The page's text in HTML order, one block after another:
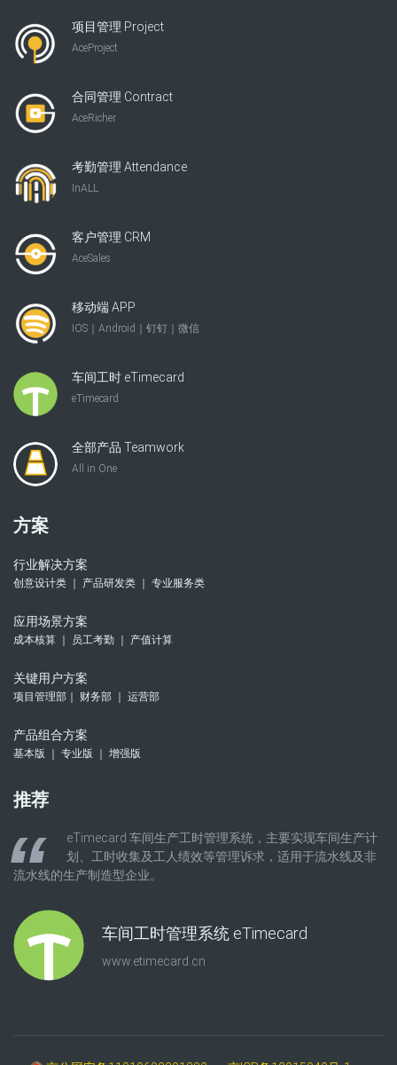
项目管理 Project
AceProject
合同管理 Contract
AceRicher
考勤管理 Attendance
InALL
客户管理 CRM
AceSales
移动端 APP
IOS｜Android｜钉钉｜微信
车间工时 eTimecard
eTimecard
全部产品 Teamwork
All in One
方案
行业解决方案
创意设计类 ｜ 产品研发类 ｜ 专业服务类
应用场景方案
成本核算 ｜ 员工考勤 ｜ 产值计算
关键用户方案
项目管理部｜ 财务部 ｜ 运营部
产品组合方案
基本版 ｜ 专业版 ｜ 增强版
推荐
eTimecard 车间生产工时管理系统，主要实现车间生产计
划、工时收集及工人绩效等管理诉求，适用于流水线及非
流水线的生产制造型企业。
车间工时管理系统 eTimecard
www.etimecard.cn